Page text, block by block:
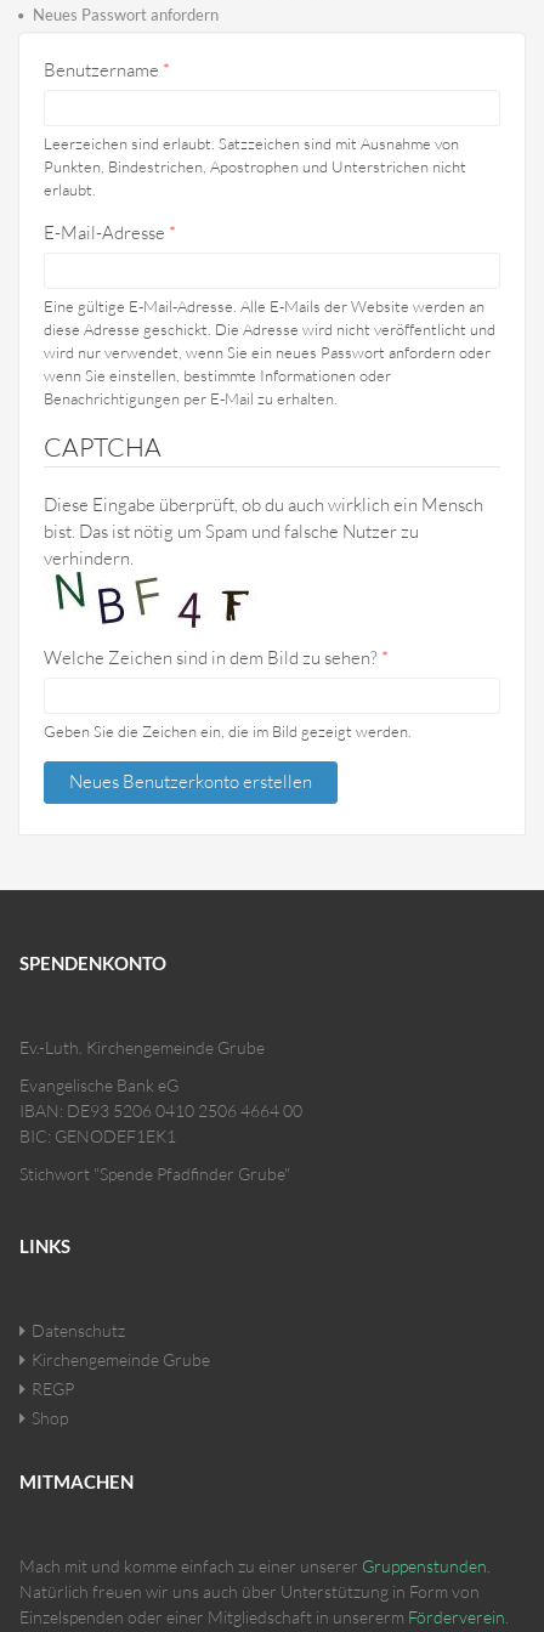
Neues Passwort anfordern
Benutzername *
Leerzeichen sind erlaubt. Satzzeichen sind mit Ausnahme von
Punkten, Bindestrichen, Apostrophen und Unterstrichen nicht
erlaubt.
E-Mail-Adresse *
Eine gültige E-Mail-Adresse. Alle E-Mails der Website werden an
diese Adresse geschickt. Die Adresse wird nicht veröffentlicht und
wird nur verwendet, wenn Sie ein neues Passwort anfordern oder
wenn Sie einstellen, bestimmte Informationen oder
Benachrichtigungen per E-Mail zu erhalten.
CAPTCHA
Diese Eingabe überprüft, ob du auch wirklich ein Mensch
bist. Das ist nötig um Spam und falsche Nutzer zu
verhindern.
Welche Zeichen sind in dem Bild zu sehen? *
Geben Sie die Zeichen ein, die im Bild gezeigt werden.
SPENDENKONTO
Ev.-Luth. Kirchengemeinde Grube
Evangelische Bank eG
IBAN: DE93 5206 0410 2506 4664 00
BIC: GENODEF1EK1
Stichwort "Spende Pfadfinder Grube"
LINKS
Datenschutz
Kirchengemeinde Grube
REGP
Shop
MITMACHEN
Mach mit und komme einfach zu einer unserer Gruppenstunden
Natürlich freuen wir uns auch über Unterstützung in Form von
Einzelspenden oder einer Mitgliedschaft in unsererm Förderverein